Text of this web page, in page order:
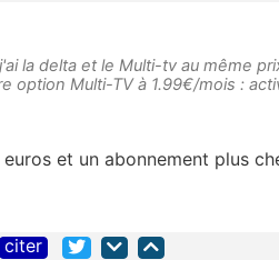
la delta et le Multi-tv au même
option Multi-TV à 1.99€/mois :
et un abonnement plus
citer